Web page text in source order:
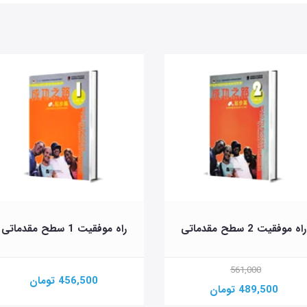
راه موفقیت 2 سطح مقدماتی
561,000
489,500 تومان
راه موفقیت 1 سطح مقدماتی
456,500 تومان